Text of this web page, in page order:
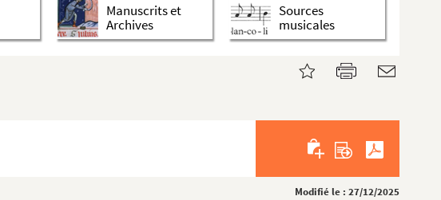
Manuscrits et
Archives
Sources
musicales
Modifié le : 27/12/2025